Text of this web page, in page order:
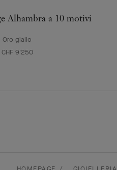
Alhambra a 10 motivi
Oro giallo
CHF 9'250